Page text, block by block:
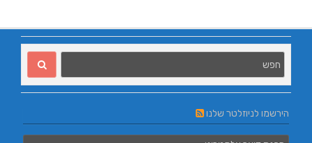
הירשמו לניוזלטר שלנו